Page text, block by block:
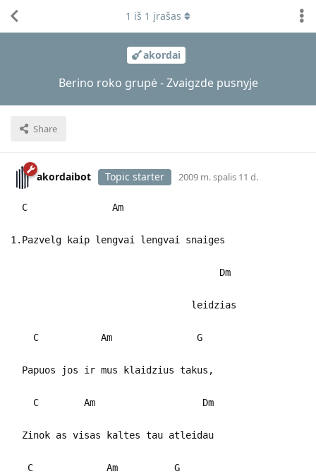
akordai
Berino roko grupė - Zvaigzde pusnyje
Share
1 iš 1 įrašas
akordaibot Topic starter 2009 m. spalis 11 d.
C Am
1.Pazvelg kaip lengvai lengvai snaiges
Dm
leidzias
C Am G
Papuos jos ir mus klaidzius takus,
C Am Dm
Zinok as visas kaltes tau atleidau
C Am G